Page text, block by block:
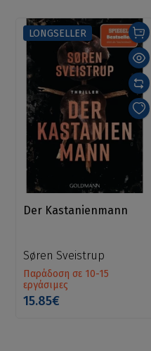
LONGSELLER
Der Kastanienmann
Søren Sveistrup
Παράδοση σε 10-15
εργάσιμες
15.85€